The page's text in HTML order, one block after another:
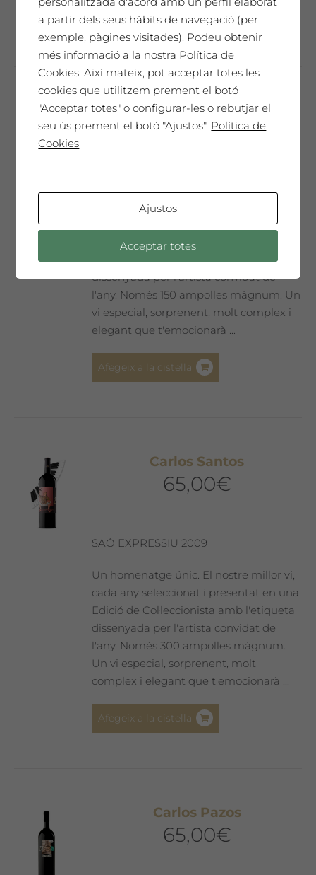
Afegeix a la cistella
Cristina Mejías
65,00€
SAÓ EXPRESSIU 2021
Un homenatge únic. El nostre millor vi,
cada any seleccionat i presentat en una
Edició de Col·leccionista amb l'etiqueta
dissenyada per l'artista convidat de
l'any. Només 150 ampolles màgnum. Un
vi especial, sorprenent, molt complex i
elegant que t'emocionarà ...
Afegeix a la cistella
Carlos Santos
65,00€
SAÓ EXPRESSIU 2009
Un homenatge únic. El nostre millor vi,
cada any seleccionat i presentat en una
Edició de Col·leccionista amb l'etiqueta
dissenyada per l'artista convidat de
l'any. Només 300 ampolles màgnum.
Un vi especial, sorprenent, molt
complex i elegant que t'emocionarà ...
Afegeix a la cistella
Carlos Pazos
65,00€
a partir dels seus hàbits de navegació (per
exemple, pàgines visitades). Podeu obtenir
més informació a la nostra Política de
Cookies. Així mateix, pot acceptar totes les
cookies que utilitzem prement el botó
"Acceptar totes" o configurar-les o rebutjar el
seu ús prement el botó "Ajustos". Política de
Cookies
Ajustos
Acceptar totes